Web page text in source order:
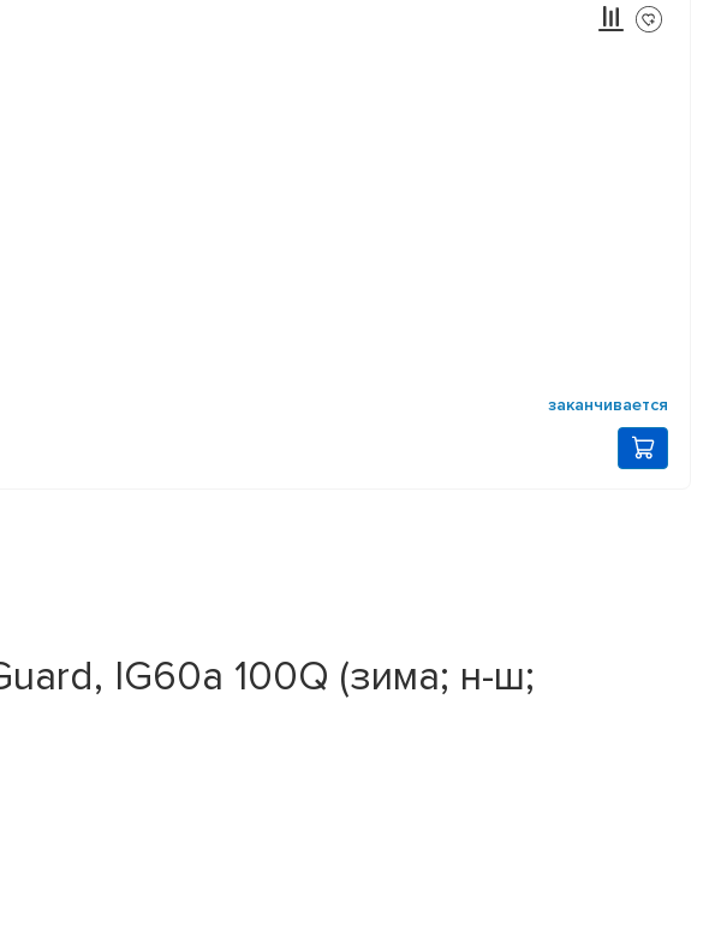
заканчивается
IG60a 100Q (зима; н-ш;